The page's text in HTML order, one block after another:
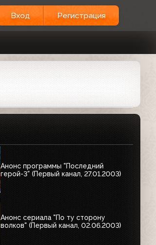
Вход Регистрация
Анонс программы "Последний
герой-3" (Первый канал, 27.01.2003)
Анонс сериала "По ту сторону
волков" (Первый канал, 02.06.2003)